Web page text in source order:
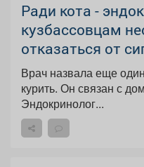
Ради кота -
кузбассовцам
отказаться от
Врач назвала еще
курить. Он связан с
Эндокринолог...